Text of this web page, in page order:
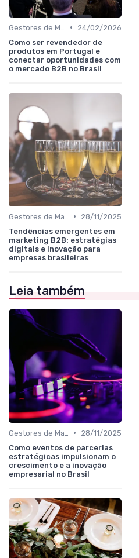
•
24/02/2026
Como ser revendedor de
produtos em Portugal e
conectar oportunidades com
o mercado B2B no Brasil
•
28/11/2025
Tendências emergentes em
marketing B2B: estratégias
digitais e inovação para
empresas brasileiras
Leia também
•
28/11/2025
Como eventos de parcerias
estratégicas impulsionam o
crescimento e a inovação
empresarial no Brasil